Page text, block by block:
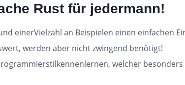
Rust für jedermann!
einerVielzahl an Beispielen einen einfachen
werden aber nicht zwingend benötigt!
welcher